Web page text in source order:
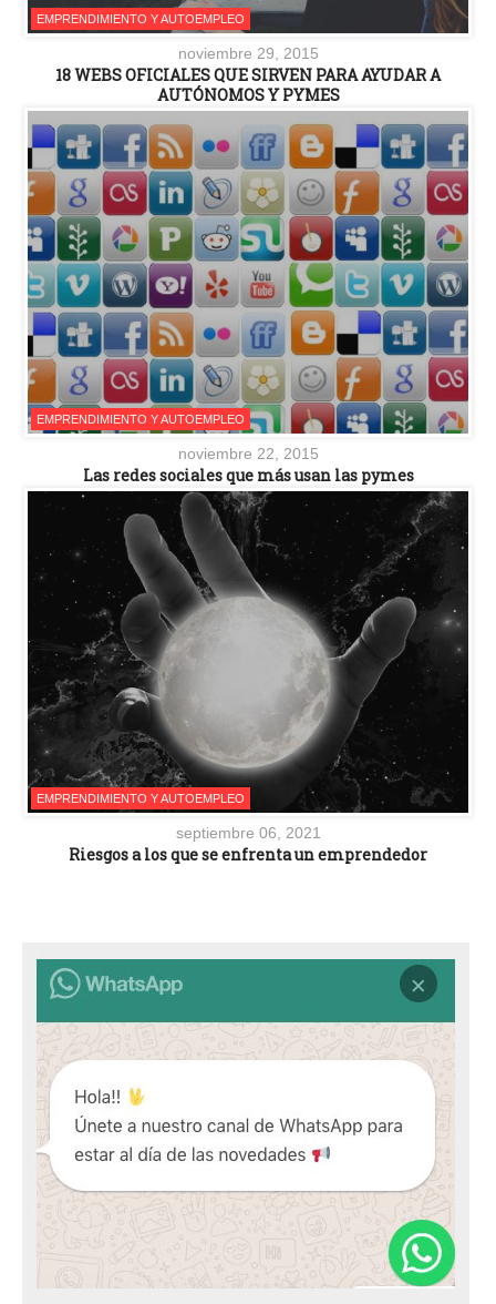
EMPRENDIMIENTO Y AUTOEMPLEO
noviembre 29, 2015
18 WEBS OFICIALES QUE SIRVEN PARA AYUDAR A
AUTÓNOMOS Y PYMES
EMPRENDIMIENTO Y AUTOEMPLEO
noviembre 22, 2015
Las redes sociales que más usan las pymes
EMPRENDIMIENTO Y AUTOEMPLEO
septiembre 06, 2021
Riesgos a los que se enfrenta un emprendedor